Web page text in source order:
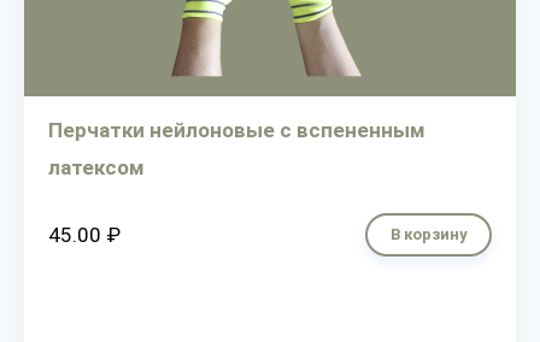
Перчатки нейлоновые с вспененным
латексом
45.00 ₽ В корзину